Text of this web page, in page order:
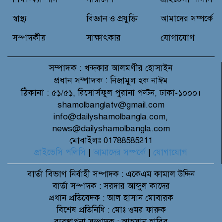
স্বাস্থ্য
সম্পাদকীয়
বিজ্ঞান ও প্রযুক্তি
সাক্ষাৎকার
আমাদের সম্পর্কে
যোগাযোগ
সম্পাদক : খন্দকার আলমগীর হোসাইন
প্রধান সম্পাদক : নিজামুল হক নাঈম
ঠিকানা : ৫১/৫১, রিসোর্সফুল পুরানা পল্টন, ঢাকা-১০০০।
shamolbanglatv@gmail.com
info@dailyshamolbangla.com,
news@dailyshamolbangla.com
মোবাইলঃ 01788585211
প্রাইভেসি পলিসি | আমাদের সম্পর্কে | যোগাযোগ
বার্তা বিভাগনির্বাহী সম্পাদক : একেএম কামাল উদ্দিন
বার্তা সম্পাদক : সরদার আব্দুল কাদের
প্রধান প্রতিবেদক : আল হাসান মোবারক
বিশেষ প্রতিনিধি : মোঃ ওমর ফারুক